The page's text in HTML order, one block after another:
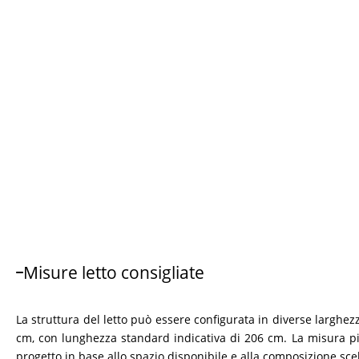
Misure letto consigliate
La struttura del letto può essere configurata in diverse
cm, con lunghezza standard indicativa di 206 cm. La misura